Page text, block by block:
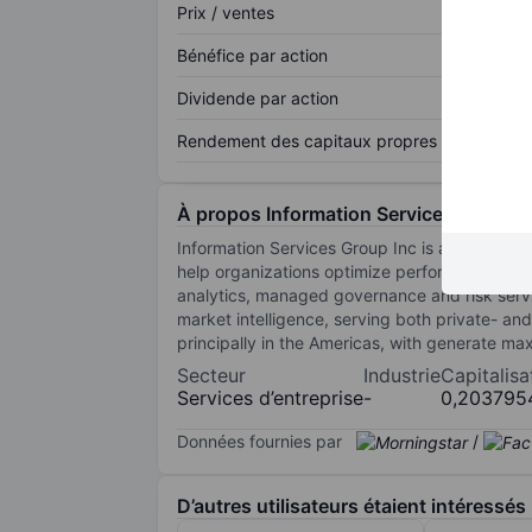
Prix / ventes
Bénéfice par action
Dividende par action
Rendement des capitaux propres
À propos Information Services Group
Information Services Group Inc is an AI-
help organizations optimize performance,
analytics, managed governance and risk
market intelligence, serving both private-
principally in the Americas, with generate
Secteur
Services d’entreprise
Industrie
-
Données fournies par /
D’autres utilisateurs étaient intéressés